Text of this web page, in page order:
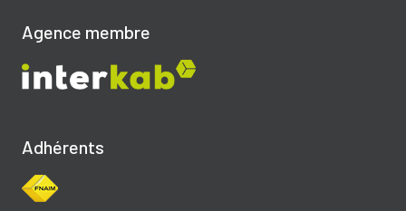
Agence membre
Adhérents